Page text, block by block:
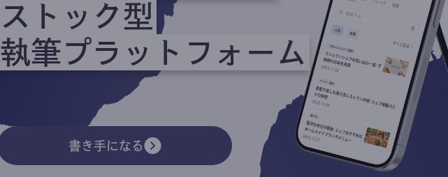
ストック型
執筆プラットフォーム
書き手になる